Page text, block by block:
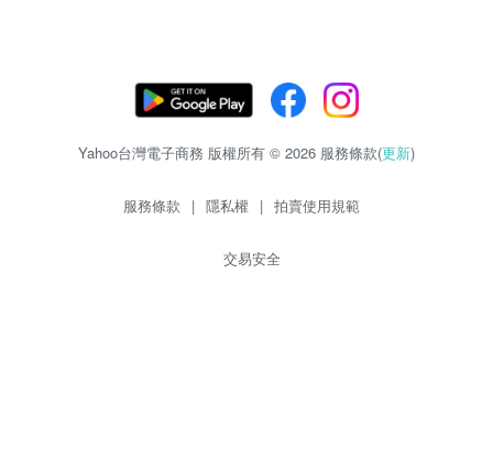
Yahoo台灣電子商務 版權所有 © 2026 服務條款(更新)
服務條款 | 隱私權 | 拍賣使用規範
交易安全